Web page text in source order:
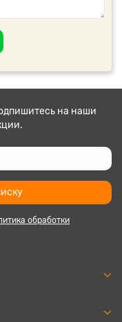
на наши
обработки